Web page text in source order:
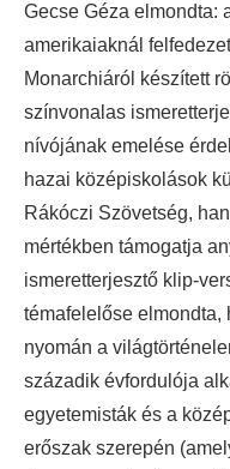
Gecse Géza elmondta:
amerikaiaknál
Monarchiáról készített
színvonalas
nívójának emelése
hazai középiskolások
Rákóczi Szövetség,
mértékben támogatja
ismeretterjesztő klip-
témafelelőse elmondta,
nyomán a
századik évfordulója
egyetemisták és a
erőszak szerepén